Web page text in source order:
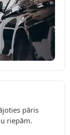
pāris
riepām.